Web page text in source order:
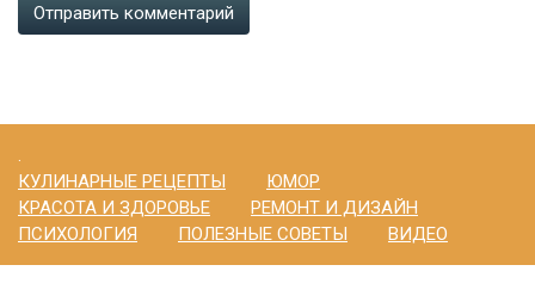
КУЛИНАРНЫЕ РЕЦЕПТЫ
ЮМОР
КРАСОТА И ЗДОРОВЬЕ
РЕМОНТ И ДИЗАЙН
ПСИХОЛОГИЯ
ПОЛЕЗНЫЕ СОВЕТЫ ВИДЕО